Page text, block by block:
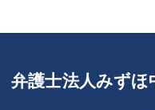
弁護士法人みずほ